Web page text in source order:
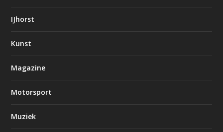
IJhorst
Kunst
Magazine
Motorsport
Muziek